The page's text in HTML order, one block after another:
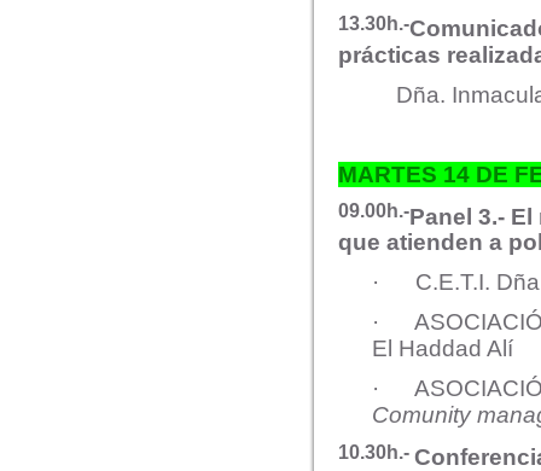
13.30h.-
prácticas
Dña.
MARTES 14 DE
09.00h.-Panel 3.-
que atienden a
· C.E.T.I.
·
El Haddad Alí
·
Comunity
10.30h.-